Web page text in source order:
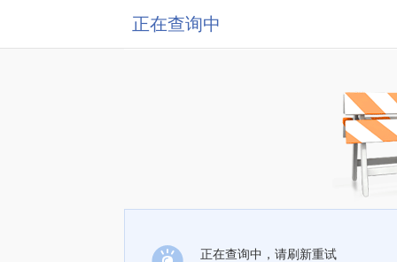
正在查询中
正在查询中，请刷新重试